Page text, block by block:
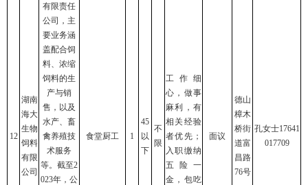
12
湖南
海大
生物
饲料
有限
公司
有限责任
公司，主
要业务涵
盖配合饲
料、浓缩
饲料的生
产与销
售，以及
水产、畜
禽养殖技
术服务
等。截至2
023年，公
食堂厨工 1
45
以
下
不
限
工作细
心，做事
麻利，有
相关经验
者优先；
入职缴纳
五险一
金，包吃
面议
德山
樟木
桥街
道富
昌路
76号
孔女士17641
017709